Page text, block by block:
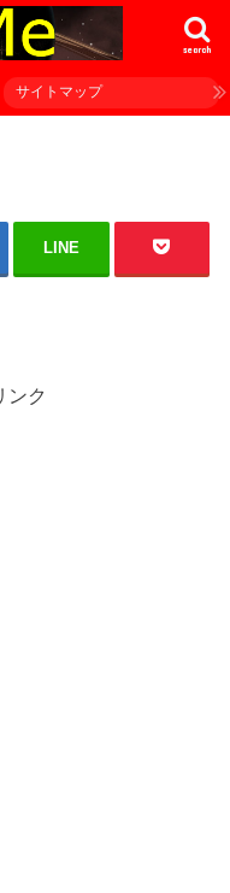
search
サイトマップ
LINE
ンク